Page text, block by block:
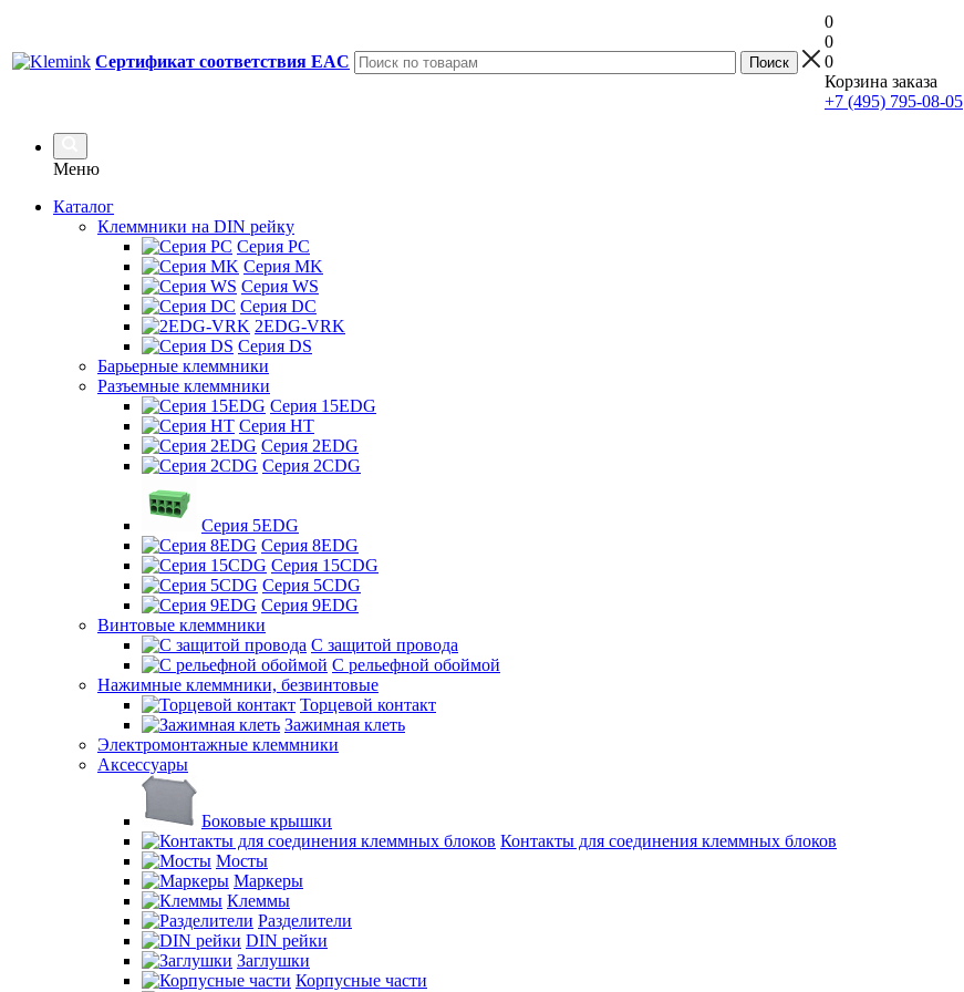
Сертификат соответствия EAC
0
0
0
Корзина заказа
+7 (495) 795-08-05
Меню
Каталог
Клеммники на DIN рейку
Серия PC
Серия MK
Серия WS
Серия DC
2EDG-VRK
Серия DS
Барьерные клеммники
Разъемные клеммники
Серия 15EDG
Серия HT
Серия 2EDG
Серия 2CDG
Серия 5EDG
Серия 8EDG
Серия 15CDG
Серия 5CDG
Серия 9EDG
Винтовые клеммники
С защитой провода
C рельефной обоймой
Нажимные клеммники, безвинтовые
Торцевой контакт
Зажимная клеть
Электромонтажные клеммники
Аксессуары
Боковые крышки
Контакты для соединения клеммных блоков
Мосты
Маркеры
Клеммы
Разделители
DIN рейки
Заглушки
Корпусные части